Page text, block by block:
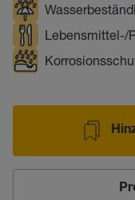
Lebensmittel-/